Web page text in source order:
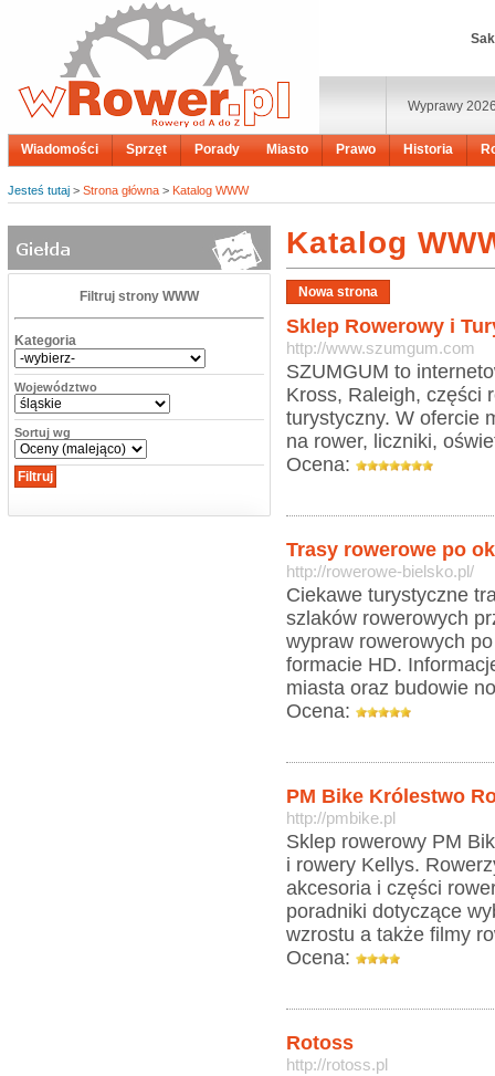
Wyprawy
Wiadomości Sprzęt Porady Miasto Prawo Historia
Jesteś tutaj > Strona główna > Katalog WWW
Filtruj strony WWW
Kategoria
Województwo
Sortuj wg
Katalog
Sklep Rowerowy i
http://www.szumgum.com
SZUMGUM to
Kross, Raleigh, części
turystyczny. W ofercie
na rower, liczniki,
Ocena:
Trasy rowerowe po
http://rowerowe-bielsko.pl/
Ciekawe turystyczne
szlaków rowerowych
wypraw rowerowych
formacie HD.
miasta oraz budowie
Ocena:
PM Bike Królestwo
http://pmbike.pl
Sklep rowerowy PM
i rowery Kellys.
akcesoria i części
poradniki dotyczące
wzrostu a także filmy
Ocena:
Rotoss
http://rotoss.pl